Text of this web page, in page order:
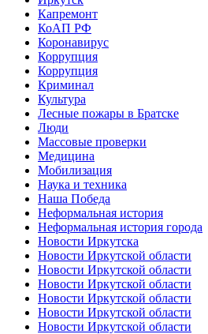
Капремонт
КоАП РФ
Коронавирус
Коррупция
Коррупция
Криминал
Культура
Лесные пожары в Братске
Люди
Массовые проверки
Медицина
Мобилизация
Наука и техника
Наша Победа
Неформальная история
Неформальная история города
Новости Иркутска
Новости Иркутской области
Новости Иркутской области
Новости Иркутской области
Новости Иркутской области
Новости Иркутской области
Новости Иркутской области